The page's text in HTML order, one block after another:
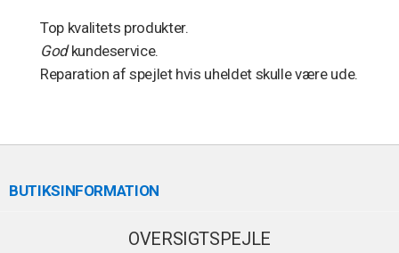
Top kvalitets produkter.
Godkundeservice.
Reparation af spejlet hvis uheldet skulle være ude.
BUTIKSINFORMATION
OVERSIGTSPEJLE